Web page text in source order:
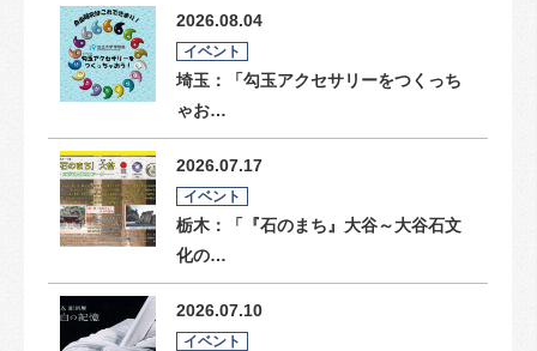
2026.08.04
イベント
埼玉：「勾玉アクセサリーをつくっち
ゃお…
2026.07.17
イベント
栃木：「『石のまち』大谷～大谷石文
化の…
2026.07.10
イベント